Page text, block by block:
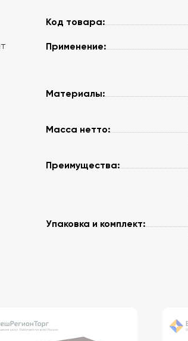
Код товара:
Применение:
Материалы:
Масса нетто:
Преимущества:
Упаковка и комплект: